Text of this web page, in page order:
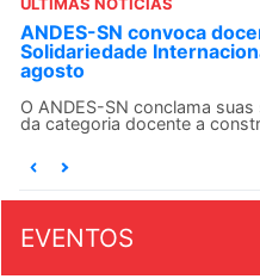
ANDES-SN convoca
Solidariedade
agosto
O ANDES-SN conclama
da categoria docente a
EVENTOS